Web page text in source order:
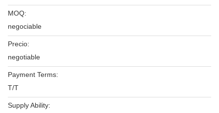
MOQ:
negociable
Precio:
negotiable
Payment Terms:
T/T
Supply Ability: